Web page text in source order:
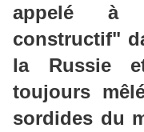
appelé à
constructif"
la Russie
toujours
sordides du